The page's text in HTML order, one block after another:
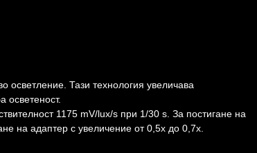
осветление. Тази технология увеличава
осветеност.
1175 mV/lux/s при 1/30 s. За постигане на
на адаптер с увеличение от 0,5x до 0,7x.